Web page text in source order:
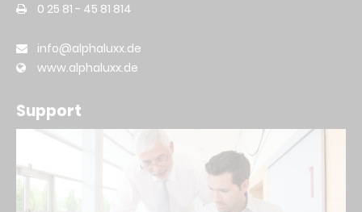
0 25 81 - 45 81 814
info@alphaluxx.de
www.alphaluxx.de
Support